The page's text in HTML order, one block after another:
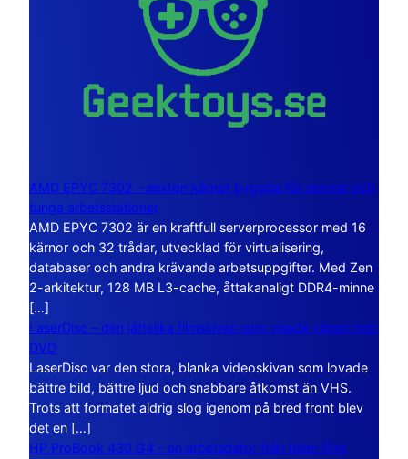
AMD EPYC 7302 – sexton kärnor byggda för servrar och
tunga arbetsstationer
AMD EPYC 7302 är en kraftfull serverprocessor med 16
kärnor och 32 trådar, utvecklad för virtualisering,
databaser och andra krävande arbetsuppgifter. Med Zen
2-arkitektur, 128 MB L3-cache, åttakanaligt DDR4-minne
[…]
LaserDisc – den jättelika filmskivan som visade vägen mot
DVD
LaserDisc var den stora, blanka videoskivan som lovade
bättre bild, bättre ljud och snabbare åtkomst än VHS.
Trots att formatet aldrig slog igenom på bred front blev
det en […]
HP ProBook 430 G4 – en arbetsdator från tiden före